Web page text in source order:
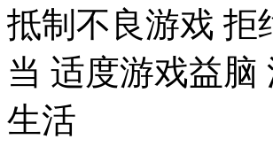
抵制不良游戏 拒
当 适度游戏益脑
生活